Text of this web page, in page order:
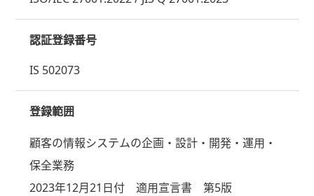
認証登録番号
IS 502073
登録範囲
顧客の情報システムの企画・設計・開発・運用・
保全業務
2023年12月21日付 適用宣言書 第5版